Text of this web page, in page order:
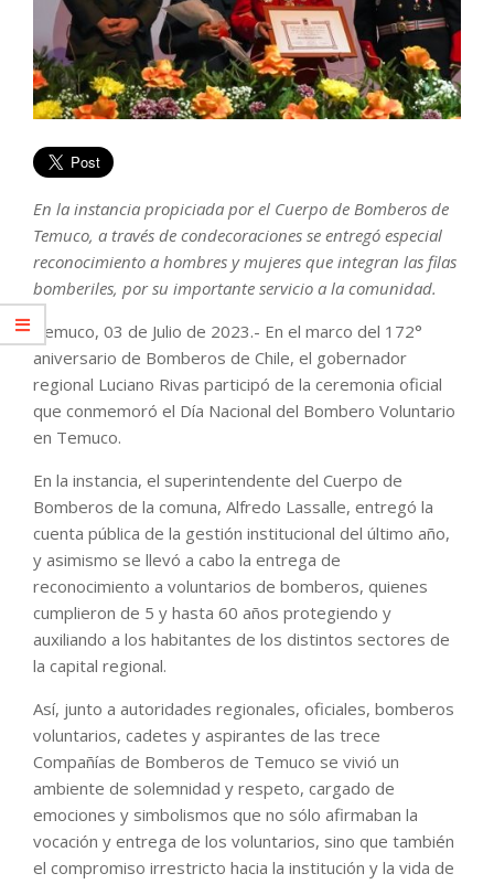
En la instancia propiciada por el Cuerpo de Bomberos de
Temuco, a través de condecoraciones se entregó especial
reconocimiento a hombres y mujeres que integran las filas
bomberiles, por su importante servicio a la comunidad.
Temuco, 03 de Julio de 2023.- En el marco del 172°
aniversario de Bomberos de Chile, el gobernador
regional Luciano Rivas participó de la ceremonia oficial
que conmemoró el Día Nacional del Bombero Voluntario
en Temuco.
En la instancia, el superintendente del Cuerpo de
Bomberos de la comuna, Alfredo Lassalle, entregó la
cuenta pública de la gestión institucional del último año,
y asimismo se llevó a cabo la entrega de
reconocimiento a voluntarios de bomberos, quienes
cumplieron de 5 y hasta 60 años protegiendo y
auxiliando a los habitantes de los distintos sectores de
la capital regional.
Así, junto a autoridades regionales, oficiales, bomberos
voluntarios, cadetes y aspirantes de las trece
Compañías de Bomberos de Temuco se vivió un
ambiente de solemnidad y respeto, cargado de
emociones y simbolismos que no sólo afirmaban la
vocación y entrega de los voluntarios, sino que también
el compromiso irrestricto hacia la institución y la vida de